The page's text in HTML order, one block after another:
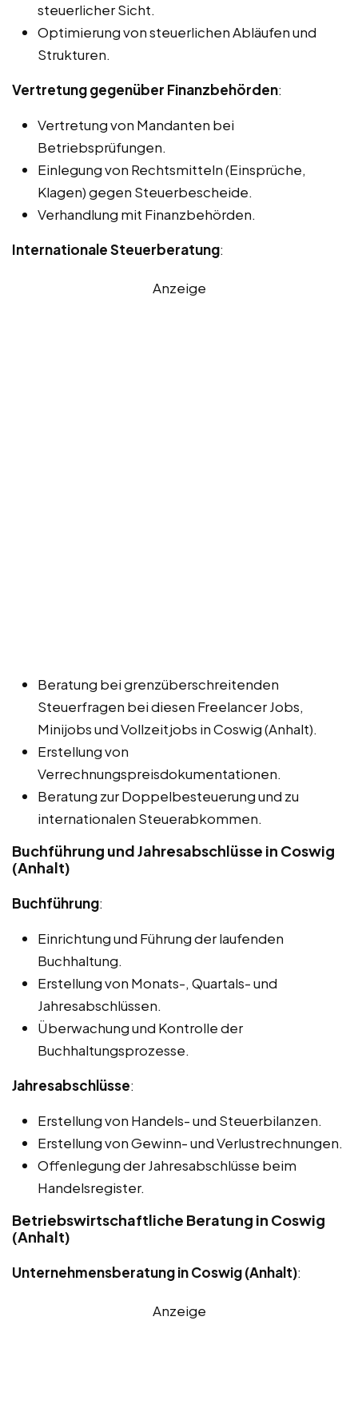
steuerlicher Sicht.
Optimierung von steuerlichen Abläufen und
Strukturen.
Vertretung gegenüber Finanzbehörden:
Vertretung von Mandanten bei
Betriebsprüfungen.
Einlegung von Rechtsmitteln (Einsprüche,
Klagen) gegen Steuerbescheide.
Verhandlung mit Finanzbehörden.
Internationale Steuerberatung:
Anzeige
Beratung bei grenzüberschreitenden
Steuerfragen bei diesen Freelancer Jobs,
Minijobs und Vollzeitjobs in Coswig (Anhalt).
Erstellung von
Verrechnungspreisdokumentationen.
Beratung zur Doppelbesteuerung und zu
internationalen Steuerabkommen.
Buchführung und Jahresabschlüsse in Coswig
(Anhalt)
Buchführung:
Einrichtung und Führung der laufenden
Buchhaltung.
Erstellung von Monats-, Quartals- und
Jahresabschlüssen.
Überwachung und Kontrolle der
Buchhaltungsprozesse.
Jahresabschlüsse:
Erstellung von Handels- und Steuerbilanzen.
Erstellung von Gewinn- und Verlustrechnungen.
Offenlegung der Jahresabschlüsse beim
Handelsregister.
Betriebswirtschaftliche Beratung in Coswig
(Anhalt)
Unternehmensberatung in Coswig (Anhalt):
Anzeige